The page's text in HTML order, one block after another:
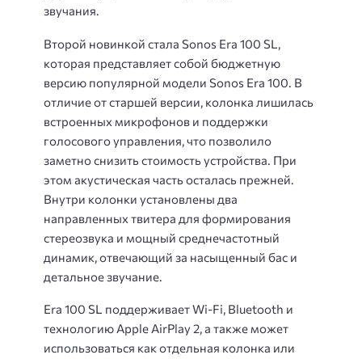
звучания.
Второй новинкой стала Sonos Era 100 SL,
которая представляет собой бюджетную
версию популярной модели Sonos Era 100. В
отличие от старшей версии, колонка лишилась
встроенных микрофонов и поддержки
голосового управления, что позволило
заметно снизить стоимость устройства. При
этом акустическая часть осталась прежней.
Внутри колонки установлены два
направленных твитера для формирования
стереозвука и мощный среднечастотный
динамик, отвечающий за насыщенный бас и
детальное звучание.
Era 100 SL поддерживает Wi-Fi, Bluetooth и
технологию Apple AirPlay 2, а также может
использоваться как отдельная колонка или